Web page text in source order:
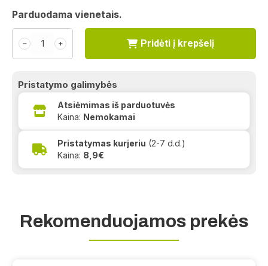
Parduodama vienetais.
﹣ ﹢ Pridėti į krepšelį
Pristatymo galimybės
Atsiėmimas iš parduotuvės
Kaina: Nemokamai
Pristatymas kurjeriu (2-7 d.d.)
Kaina: 8,9€
Rekomenduojamos prekės